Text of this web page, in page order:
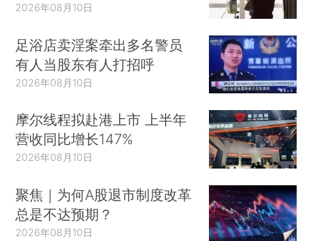
2026年08月10日
足浴店卖淫案牵出多名警员
有人当股东有人打招呼
2026年08月10日
摩尔线程拟赴港上市 上半年
营收同比增长147%
2026年08月10日
聚焦｜为何A股退市制度改革
总是不达预期？
2026年08月10日